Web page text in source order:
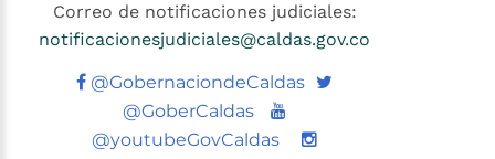
Correo de notificaciones judiciales:
notificacionesjudiciales@caldas.gov.co
@GobernaciondeCaldas Twitter
@GoberCaldas
Youtube
@youtubeGovCaldas